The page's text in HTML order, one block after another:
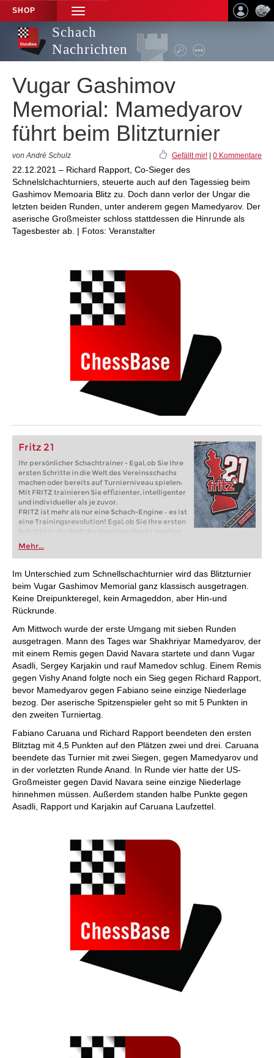
SHOP
TOGGLE
NAVIGATION
Schach
Nachrichten
Vugar Gashimov
Memorial: Mamedyarov
führt beim Blitzturnier
von André Schulz Gefällt mir! 0 Kommentare
22.12.2021 – Richard Rapport, Co-Sieger des
Schnelslchachturniers, steuerte auch auf den Tagessieg beim
Gashimov Memoaria Blitz zu. Doch dann verlor der Ungar die
letzten beiden Runden, unter anderem gegen Mamedyarov. Der
aserische Großmeister schloss stattdessen die Hinrunde als
Tagesbester ab. | Fotos: Veranstalter
Fritz 21
Ihr persönlicher Schachtrainer - Egal, ob Sie Ihre
ersten Schritte in die Welt des Vereinsschachs
machen oder bereits auf Turnierniveau spielen:
Mit FRITZ trainieren Sie effizienter, intelligenter
und individueller als je zuvor.
FRITZ ist mehr als nur eine Schach-Engine – es ist
eine Trainingsrevolution! Egal, ob Sie Ihre ersten
Schritte in die Welt des Vereinsschachs machen
oder bereits auf Turnierniveau spielen: Mit
FRITZ trainieren Sie effizienter, intelligenter und
individueller als je zuvor.
Mehr...
Im Unterschied zum Schnellschachturnier wird das Blitzturnier
beim Vugar Gashimov Memorial ganz klassisch ausgetragen.
Keine Dreipunkteregel, kein Armageddon, aber Hin-und
Rückrunde.
Am Mittwoch wurde der erste Umgang mit sieben Runden
ausgetragen. Mann des Tages war Shakhriyar Mamedyarov, der
mit einem Remis gegen David Navara startete und dann Vugar
Asadli, Sergey Karjakin und rauf Mamedov schlug. Einem Remis
gegen Vishy Anand folgte noch ein Sieg gegen Richard Rapport,
bevor Mamedyarov gegen Fabiano seine einzige Niederlage
bezog. Der aserische Spitzenspieler geht so mit 5 Punkten in
den zweiten Turniertag.
Fabiano Caruana und Richard Rapport beendeten den ersten
Blitztag mit 4,5 Punkten auf den Plätzen zwei und drei. Caruana
beendete das Turnier mit zwei Siegen, gegen Mamedyarov und
in der vorletzten Runde Anand. In Runde vier hatte der US-
Großmeister gegen David Navara seine einzige Niederlage
hinnehmen müssen. Außerdem standen halbe Punkte gegen
Asadli, Rapport und Karjakin auf Caruana Laufzettel.